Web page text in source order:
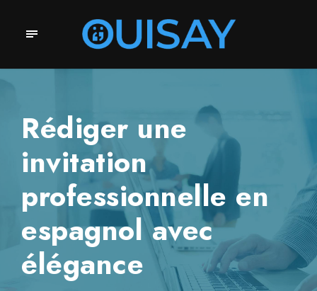
Rédiger une
invitation
professionnelle en
espagnol avec
élégance